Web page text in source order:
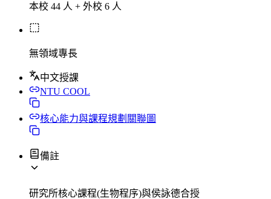
本校 44 人 + 外校 6 人
無領域專長
中文授課
NTU COOL
核心能力與課程規劃關聯圖
備註
研究所核心課程(生物程序)與侯詠德合授